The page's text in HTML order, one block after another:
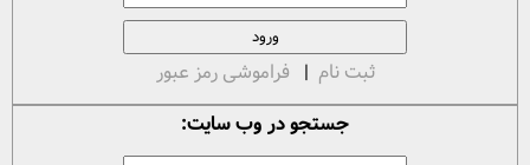
ثبت نام | فراموشی رمز عبور
جستجو در وب سایت: